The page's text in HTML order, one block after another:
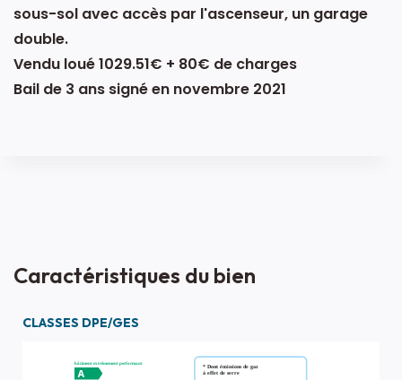
sous-sol avec accès par l'ascenseur, un garage
double.
Vendu loué 1029.51€ + 80€ de charges
Bail de 3 ans signé en novembre 2021
Caractéristiques du bien
CLASSES DPE/GES